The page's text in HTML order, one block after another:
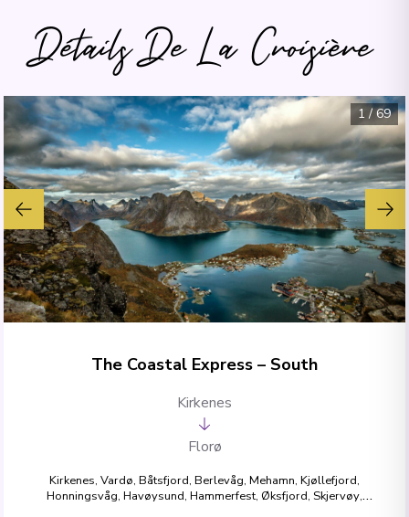
Détails De La Croisière
1 /69
The Coastal Express – South
Kirkenes
Florø
Kirkenes, Vardø, Båtsfjord, Berlevåg, Mehamn, Kjøllefjord,
Honningsvåg, Havøysund, Hammerfest, Øksfjord, Skjervøy,